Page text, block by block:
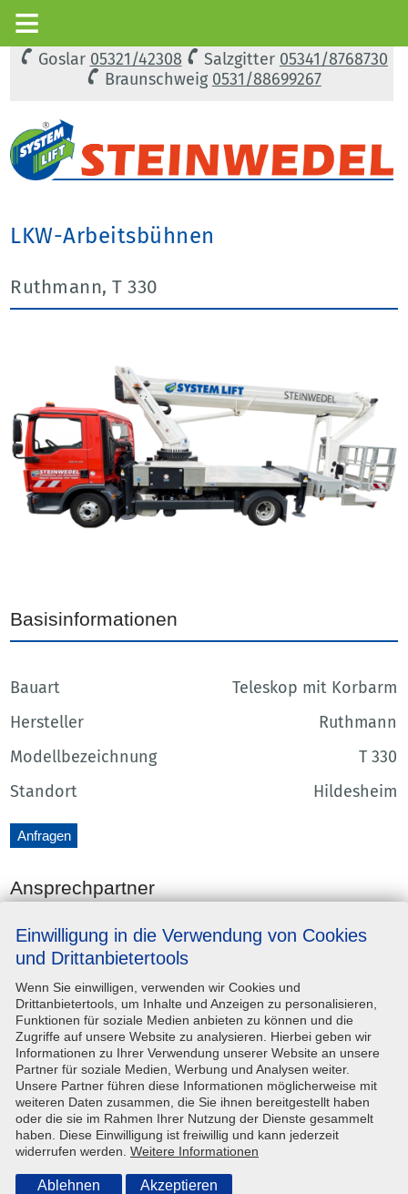
Goslar 05321/42308 Salzgitter 05341/8768730
Braunschweig 0531/88699267
LKW-Arbeitsbühnen
Ruthmann, T 330
Basisinformationen
Bauart
Teleskop mit Korbarm
Hersteller
Ruthmann
Modellbezeichnung
T 330
Standort
Hildesheim
Anfragen
Ansprechpartner
Unternehmen
Adresse
Ernst-Morsch-Straße 8, 31137
Hildesheim
Kontaktperson
Telefon
(05121) 918 90 80
E-Mail-Adresse
info@steinwedel-hildesheim.de
Technische Angaben
Einwilligung in die Verwendung von Cookies
und Drittanbietertools
Wenn Sie einwilligen, verwenden wir Cookies und
Drittanbietertools, um Inhalte und Anzeigen zu personalisieren,
Funktionen für soziale Medien anbieten zu können und die
Zugriffe auf unsere Website zu analysieren. Hierbei geben wir
Informationen zu Ihrer Verwendung unserer Website an unsere
Partner für soziale Medien, Werbung und Analysen weiter.
Unsere Partner führen diese Informationen möglicherweise mit
weiteren Daten zusammen, die Sie ihnen bereitgestellt haben
oder die sie im Rahmen Ihrer Nutzung der Dienste gesammelt
haben. Diese Einwilligung ist freiwillig und kann jederzeit
widerrufen werden. Weitere Informationen
Ablehnen Akzeptieren